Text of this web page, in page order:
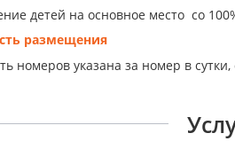
детей на основное место со
размещения
номеров указана за номер в